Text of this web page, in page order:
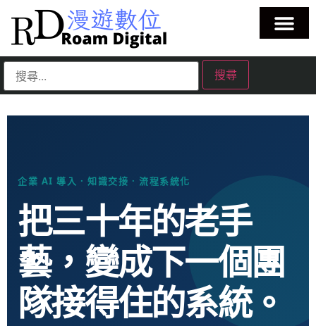
企業 AI 導入 · 知識交接 · 流程系統化
把三十年的老手
藝，變成下一個團
隊接得住的系統。